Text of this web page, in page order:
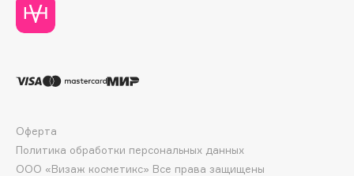
Deonica
Dessange
Divage
Dorco
DP Daily Perfection
ООО «Визаж косметикс» Все права защищены
Оферта
Политика обработки персональных данных